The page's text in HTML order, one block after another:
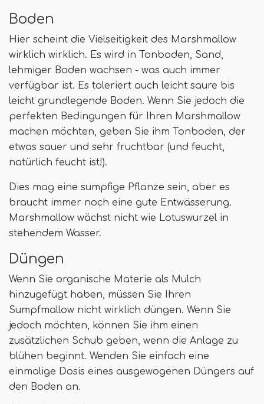
Boden
Hier scheint die Vielseitigkeit des Marshmallow
wirklich wirklich. Es wird in Tonboden, Sand,
lehmiger Boden wachsen - was auch immer
verfügbar ist. Es toleriert auch leicht saure bis
leicht grundlegende Boden. Wenn Sie jedoch die
perfekten Bedingungen für Ihren Marshmallow
machen möchten, geben Sie ihm Tonboden, der
etwas sauer und sehr fruchtbar (und feucht,
natürlich feucht ist!).
Dies mag eine sumpfige Pflanze sein, aber es
braucht immer noch eine gute Entwässerung.
Marshmallow wächst nicht wie Lotuswurzel in
stehendem Wasser.
Düngen
Wenn Sie organische Materie als Mulch
hinzugefügt haben, müssen Sie Ihren
Sumpfmallow nicht wirklich düngen. Wenn Sie
jedoch möchten, können Sie ihm einen
zusätzlichen Schub geben, wenn die Anlage zu
blühen beginnt. Wenden Sie einfach eine
einmalige Dosis eines ausgewogenen Düngers auf
den Boden an.